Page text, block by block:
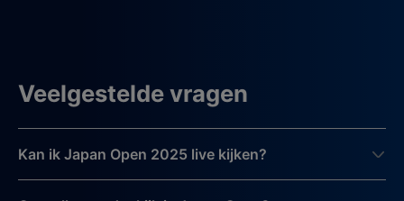
Veelgestelde vragen
Kan ik Japan Open 2025 live kijken?